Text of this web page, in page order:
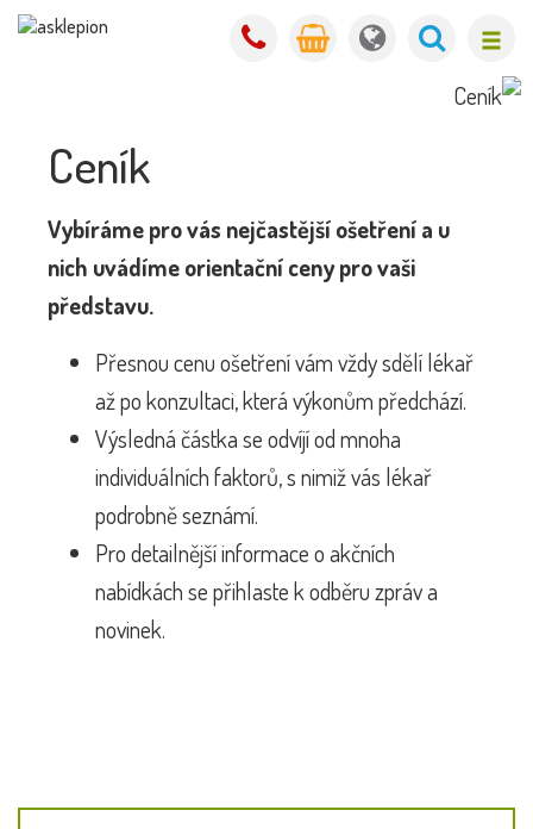
Ceník
Vybíráme pro vás nejčastější ošetření a u
nich uvádíme orientační ceny pro vaši
představu.
Přesnou cenu ošetření vám vždy sdělí lékař
až po konzultaci, která výkonům předchází.
Výsledná částka se odvíjí od mnoha
individuálních faktorů, s nimiž vás lékař
podrobně seznámí.
Pro detailnější informace o akčních
nabídkách se přihlaste k odběru zpráv a
novinek.